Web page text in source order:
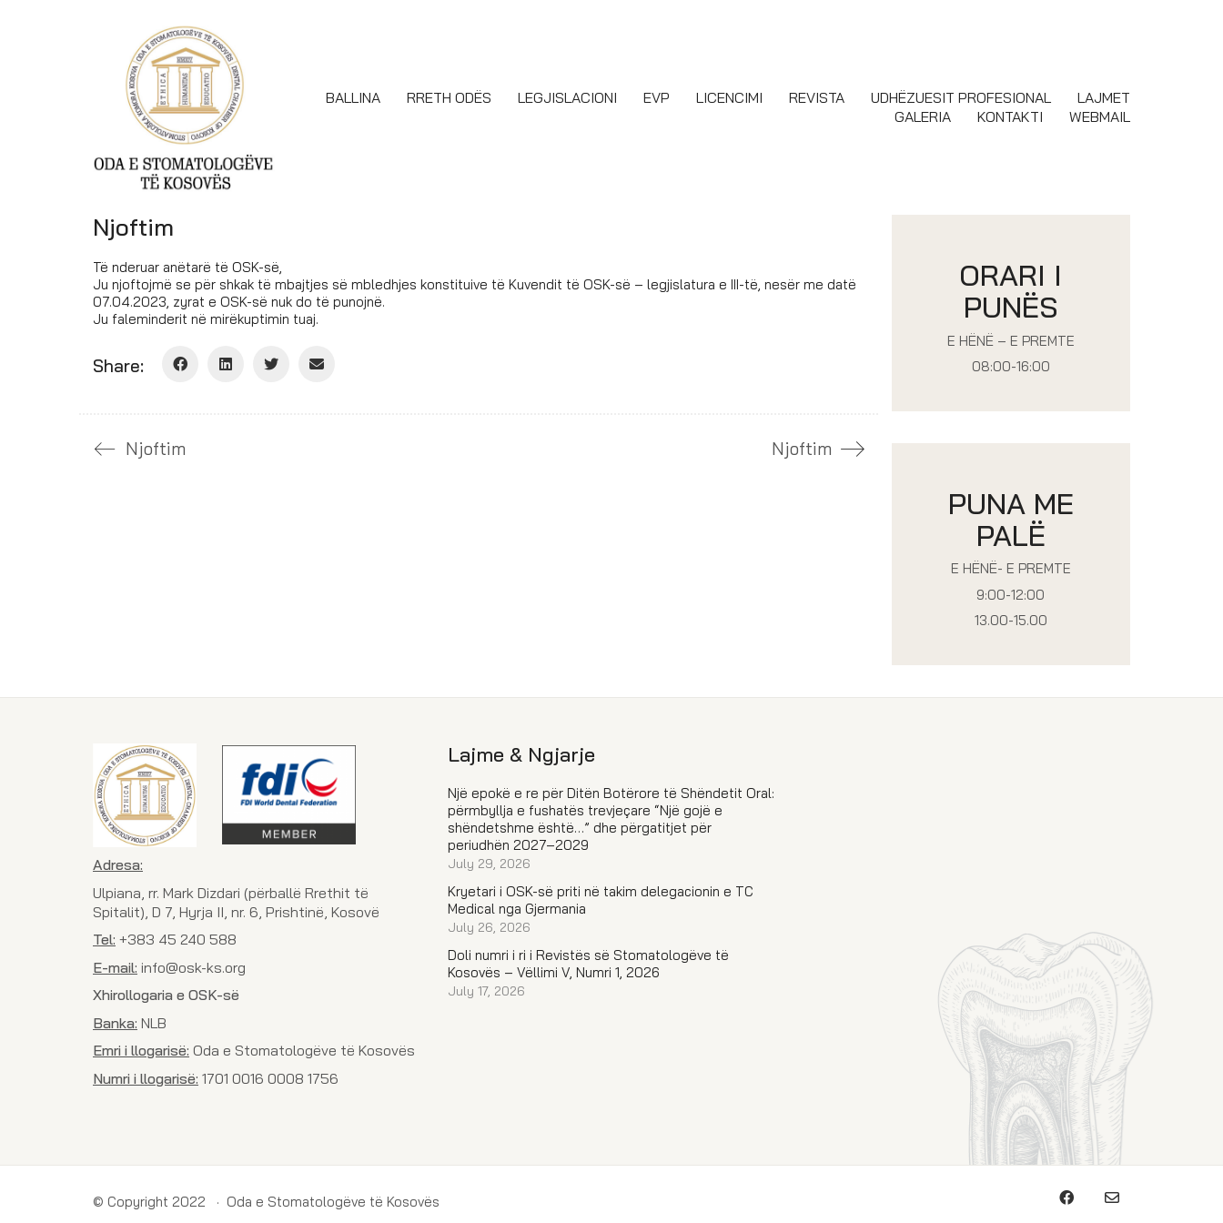
BALLINA RRETH ODËS LEGJISLACIONI EVP LICENCIMI REVISTA UDHËZUESIT PROFESIONAL
LAJMET
GALERIA
KONTAKTI WEBMAIL
Njoftim
Të nderuar anëtarë të OSK-së,
Ju njoftojmë se për shkak të mbajtjes së mbledhjes konstituive të Kuvendit të OSK-së – legjislatura e III-të, nesër me datë
07.04.2023, zyrat e OSK-së nuk do të punojnë.
Ju faleminderit në mirëkuptimin tuaj.
Share:
Njoftim Njoftim
ORARI I
PUNËS
E HËNË – E PREMTE
08:00-16:00
PUNA ME
PALË
E HËNË- E PREMTE
9:00-12:00
13.00-15.00
Adresa:
Ulpiana, rr. Mark Dizdari (përballë Rrethit të
Spitalit), D 7, Hyrja II, nr. 6, Prishtinë, Kosovë
Tel: +383 45 240 588
E-mail: info@osk-ks.org
Xhirollogaria e OSK-së
Banka: NLB
Emri i llogarisë: Oda e Stomatologëve të Kosovës
Numri i llogarisë: 1701 0016 0008 1756
Lajme & Ngjarje
Një epokë e re për Ditën Botërore të Shëndetit Oral:
përmbyllja e fushatës trevjeçare “Një gojë e
shëndetshme është…” dhe përgatitjet për
periudhën 2027–2029
July 29, 2026
Kryetari i OSK-së priti në takim delegacionin e TC
Medical nga Gjermania
July 26, 2026
Doli numri i ri i Revistës së Stomatologëve të
Kosovës – Vëllimi V, Numri 1, 2026
July 17, 2026
© Copyright 2022 · Oda e Stomatologëve të Kosovës